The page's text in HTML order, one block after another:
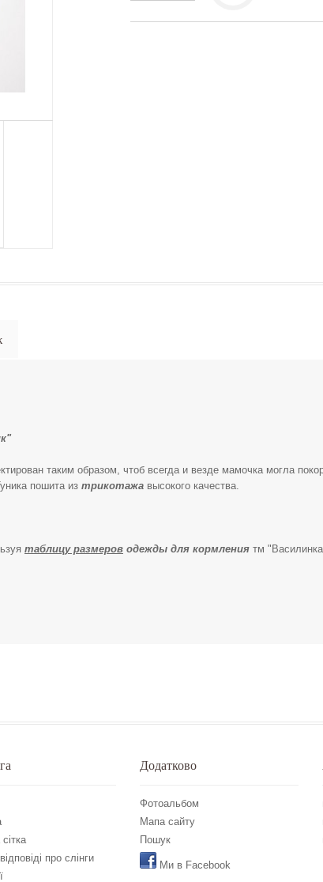
таким образом, чтоб всегда и везде мамочка могла
пошита из трикотажа высокого качества.
таблицу размеров одежды для кормления тм
про слінги
Додатково
Фотоальбом
Мапа сайту
Пошук
Ми в Facebook